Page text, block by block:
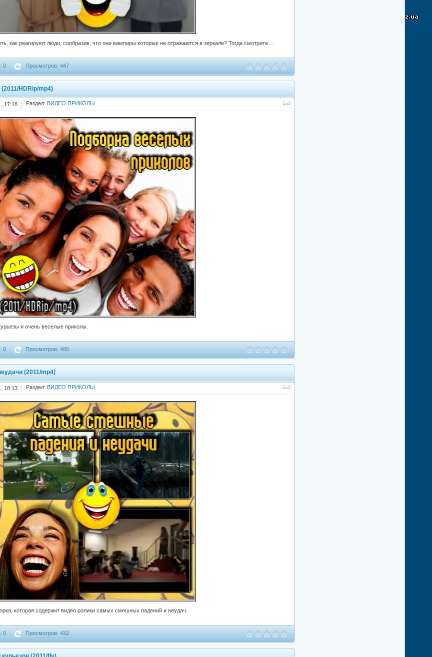
как реагируют люди, сообразив, что они вампиры которые не отражаются в зеркале? Тогда смотрите…
0 Просмотров: 447
HDRip/mp4)
17:18 Раздел: ВИДЕО ПРИКОЛЫ
и очень веселые приколы.
0 Просмотров: 480
(2011/mp4)
18:13 Раздел: ВИДЕО ПРИКОЛЫ
которая содержит видео ролики самых смешных падений и неудач.
0 Просмотров: 432